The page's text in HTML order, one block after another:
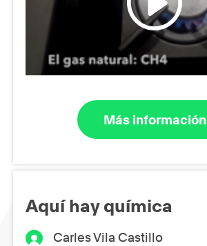
Más información
Aquí hay química
Carles Vila Castillo